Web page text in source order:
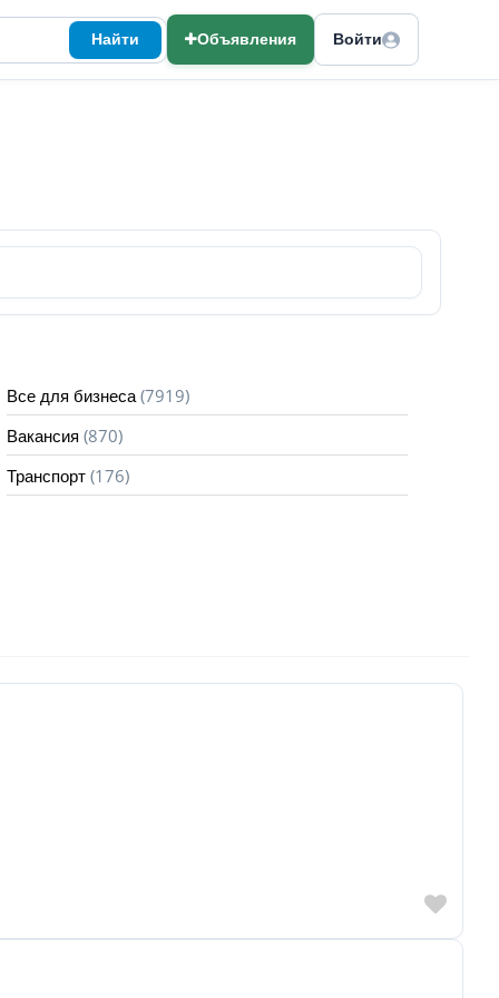
Найти Объявления Войти
Все для бизнеса (7919)
Вакансия (870)
Транспорт (176)